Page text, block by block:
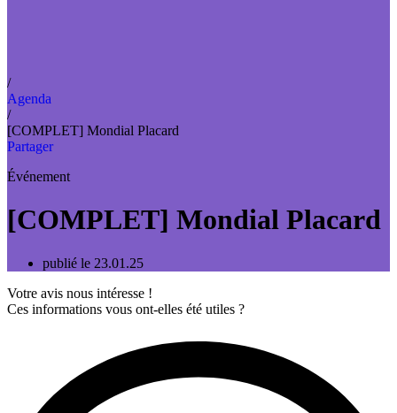
/
Agenda
/
[COMPLET] Mondial Placard
Partager
Événement
[COMPLET] Mondial Placard
publié le 23.01.25
Votre avis nous intéresse !
Ces informations vous ont-elles été utiles ?